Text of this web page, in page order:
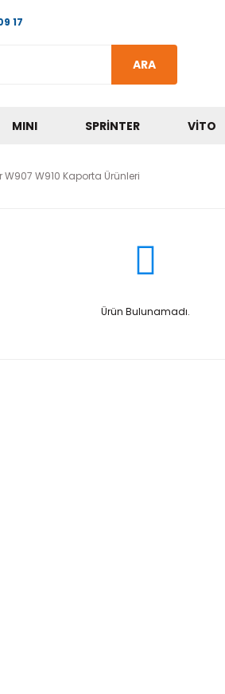
17
ARA
MINI SPRINTER VITO
W907 W910 Kaporta Ürünleri
Ürün Bulunamadı.